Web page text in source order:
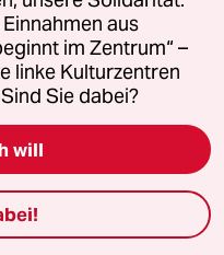
26/
(wobei
der Senkung
Bürokratie
halte).
aus
im Zentrum“ –
linke Kulturzentren
Sie dabei?
will